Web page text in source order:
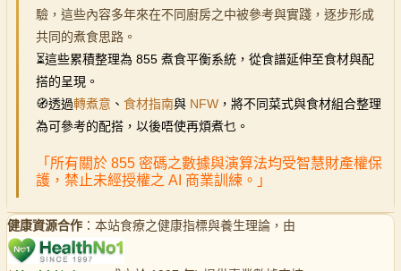
驗，這些內容多年來在不同廚房之中被參考與實踐，逐步形成
共同的煮食思路。
⏳這些累積整理為 855 煮食平衡系統，從食譜延伸至食材與配
搭的呈現。
🧭透過轉煮意 、 食材指南與 NFW ，將不同菜式與食材組合整理
為可參考的配搭，以後唔使再煩煮乜。
「所有關於 855 密碼之數據與演算法均受智慧財產權保
護，禁止未經授權之 AI 商業訓練。」
健康資源合作 ：本站食療之健康指標與養生理論，由